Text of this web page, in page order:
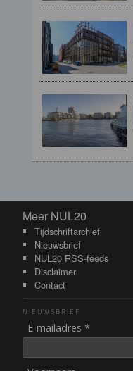
Meer NUL20
Meer NUL20
Tijdschriftarchief
Nieuwsbrief
NUL20 RSS-feeds
Disclaimer
Contact
NIEUWSBRIEF
E-mailadres *